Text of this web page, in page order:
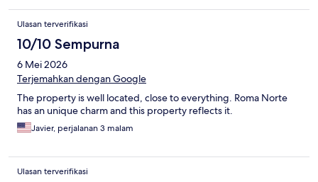
Ulasan terverifikasi
10/10 Sempurna
6 Mei 2026
Terjemahkan dengan Google
The property is well located, close to everything. Roma Norte
has an unique charm and this property reflects it.
Javier, perjalanan 3 malam
Ulasan terverifikasi